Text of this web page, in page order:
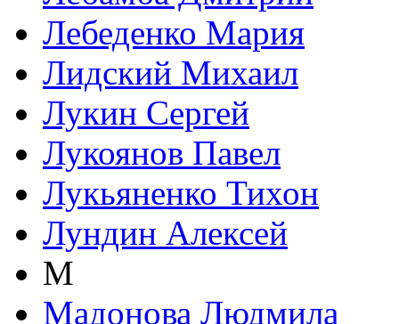
Лебеденко Мария
Лидский Михаил
Лукин Сергей
Лукоянов Павел
Лукьяненко Тихон
Лундин Алексей
М
Мадонова Людмила